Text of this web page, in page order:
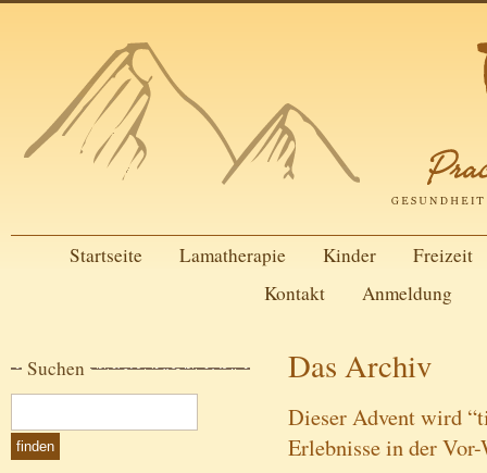
Startseite Lamatherapie Kinder
Freizeit
Kontakt
Anmeldung
Suchen Das Archiv
Dieser Advent wird
Erlebnisse in der